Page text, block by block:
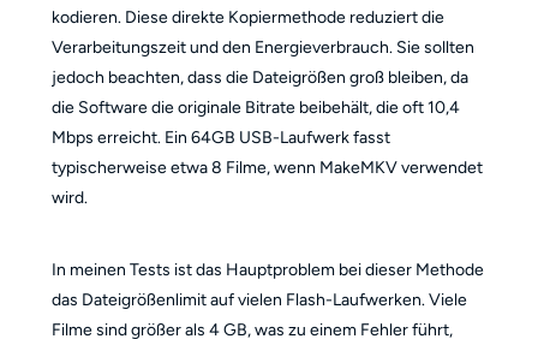
kodieren. Diese direkte Kopiermethode reduziert die
Verarbeitungszeit und den Energieverbrauch. Sie sollten
jedoch beachten, dass die Dateigrößen groß bleiben, da
die Software die originale Bitrate beibehält, die oft 10,4
Mbps erreicht. Ein 64GB USB-Laufwerk fasst
typischerweise etwa 8 Filme, wenn MakeMKV verwendet
wird.
In meinen Tests ist das Hauptproblem bei dieser Methode
das Dateigrößenlimit auf vielen Flash-Laufwerken. Viele
Filme sind größer als 4 GB, was zu einem Fehler führt,